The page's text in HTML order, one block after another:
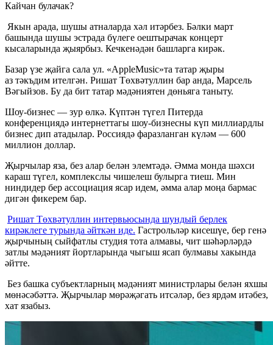
Кайчан булачак?
Якын арада, шушы атналарда хәл итәрбез. Бәлки март
башында шушы эстрада бүлеге оештырачак концерт
кысаларында җыярбыз. Кечкенәдән башларга кирәк.
Базар үзе җайга сала ул. «AppleMusic»та татар җыры
аз тәкъдим ителгән. Ришат Төхвәтуллин бар анда, Марсель
Вәгыйзов. Бу да бит татар мәдәниятен дөньяга таныту.
Шоу-бизнес — зур өлкә. Күптән түгел Питерда
конференциядә интернеттагы шоу-бизнесны күп миллиардлы
бизнес дип атадылар. Россиядә фаразланган күләм — 600
миллион доллар.
Җырчылар яза, без алар белән элемтәдә. Әмма монда шәхси
караш түгел, комплекслы чишелеш булырга тиеш. Мин
ниндидер бер ассоциация ясар идем, әмма алар моңа бармас
дигән фикерем бар.
Ришат Төхвәтуллин интервьюсында шундый берлек
кирәклеге турында әйткән иде. Гастрольләр кисешүе, бер генә
җырчының сыйфатлы студия тота алмавы, чит шәһәрләрдә
затлы мәдәният йортларында чыгыш ясап булмавы хакында
әйтте.
Без башка субъектларның мәдәният министрлары белән яхшы
мөнәсәбәттә. Җырчылар мөрәҗәгать итсәләр, без ярдәм итәбез,
хат язабыз.